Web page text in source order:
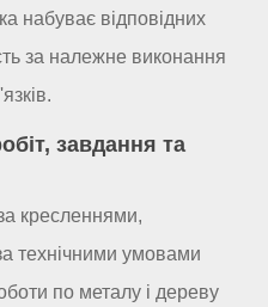
набуває відповідних
за належне виконання
завдання та
кресленнями,
технічними умовами
по металу і дереву